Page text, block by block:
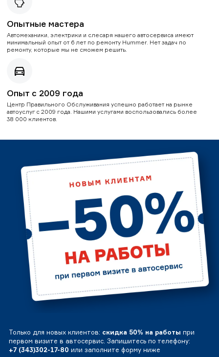
Опытные мастера
Автомеханики, электрики и слесаря нашего автосервиса имеют
минимальный опыт от 6 лет по ремонту Hummer. Нет задач по
ремонту, которые мы не сможем решить.
Опыт с 2009 года
Центр Правильного Обслуживания успешно работает на рынке
автоуслуг с 2009 года. Нашими услугами воспользовались более
38 000 клиентов.
Только для новых клиентов: скидка 50% на работы при
первом визите в автосервис. Запишитесь по телефону:
+7 (343)302-17-80 или заполните форму ниже